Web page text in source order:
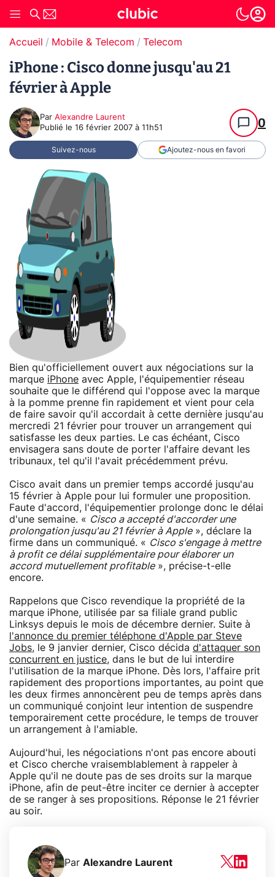
Accueil Mobile & Telecom Telecom
iPhone : Cisco donne jusqu'au 21
février à Apple
Par Alexandre Laurent
Publié le 16 février 2007 à 11h51 0
Suivez-nous Ajoutez-nous en favori
Bien qu'officiellement ouvert aux négociations sur la
marque iPhone avec Apple, l'équipementier réseau
souhaite que le différend qui l'oppose avec la marque
à la pomme prenne fin rapidement et vient pour cela
de faire savoir qu'il accordait à cette dernière jusqu'au
mercredi 21 février pour trouver un arrangement qui
satisfasse les deux parties. Le cas échéant, Cisco
envisagera sans doute de porter l'affaire devant les
tribunaux, tel qu'il l'avait précédemment prévu.
Cisco avait dans un premier temps accordé jusqu'au
15 février à Apple pour lui formuler une proposition.
Faute d'accord, l'équipementier prolonge donc le délai
d'une semaine. « Cisco a accepté d'accorder une
prolongation jusqu'au 21 février à Apple», déclare la
firme dans un communiqué. « Cisco s'engage à mettre
à profit ce délai supplémentaire pour élaborer un
accord mutuellement profitable», précise-t-elle
encore.
Rappelons que Cisco revendique la propriété de la
marque iPhone, utilisée par sa filiale grand public
Linksys depuis le mois de décembre dernier. Suite à
l'annonce du premier téléphone d'Apple par Steve
Jobs, le 9 janvier dernier, Cisco décida d'attaquer son
concurrent en justice, dans le but de lui interdire
l'utilisation de la marque iPhone. Dès lors, l'affaire prit
rapidement des proportions importantes, au point que
les deux firmes annoncèrent peu de temps après dans
un communiqué conjoint leur intention de suspendre
temporairement cette procédure, le temps de trouver
un arrangement à l'amiable.
Aujourd'hui, les négociations n'ont pas encore abouti
et Cisco cherche vraisemblablement à rappeler à
Apple qu'il ne doute pas de ses droits sur la marque
iPhone, afin de peut-être inciter ce dernier à accepter
de se ranger à ses propositions. Réponse le 21 février
au soir.
Par Alexandre Laurent